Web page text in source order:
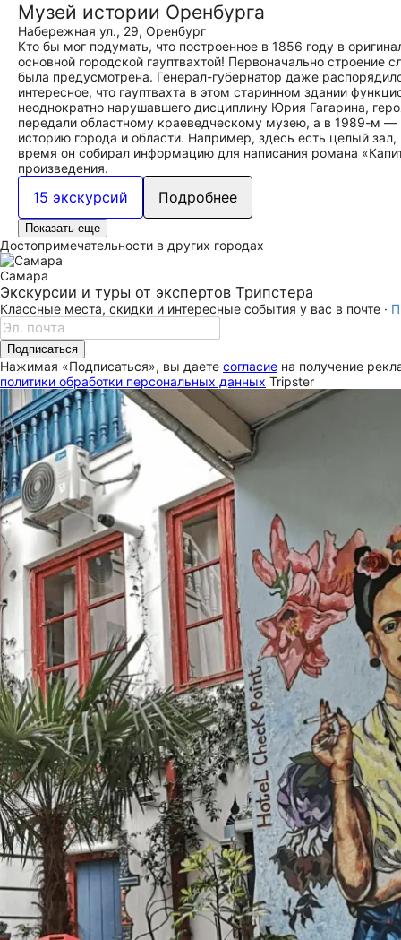
Музей истории Оренбурга
Набережная ул., 29, Оренбург
Кто бы мог подумать, что построенное в 1856 году в
основной городской гауптвахтой! Первоначально строение
была предусмотрена. Генерал-губернатор даже
интересное, что гауптвахта в этом старинном здании
неоднократно нарушавшего дисциплину Юрия Гагарина,
передали областному краеведческому музею, а в 1989-м
историю города и области. Например, здесь есть целый
время он собирал информацию для написания романа
произведения.
15 экскурсий Подробнее
Показать еще
Достопримечательности в других городах
Самара
Экскурсии и туры от экспертов Трипстера
Классные места, скидки и интересные события у вас в почте ·
Подписаться
Нажимая «Подписаться», вы даете согласие на получение
политики обработки персональных данных Tripster